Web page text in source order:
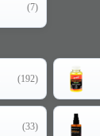
(7)
(192)
(33)